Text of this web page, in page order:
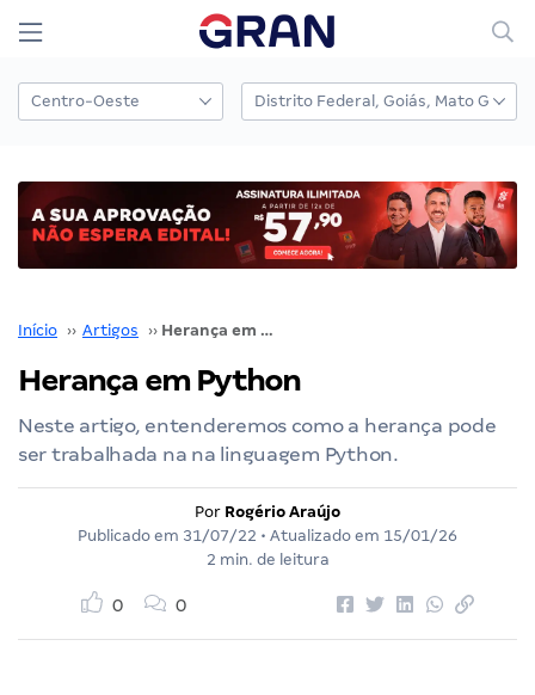
Início ›› Artigos ›› Herança em Python
Herança em Python
Neste artigo, entenderemos como a herança pode
ser trabalhada na na linguagem Python.
Por Rogério Araújo
Publicado em 31/07/22 • Atualizado em 15/01/26
2 min. de leitura
0 0